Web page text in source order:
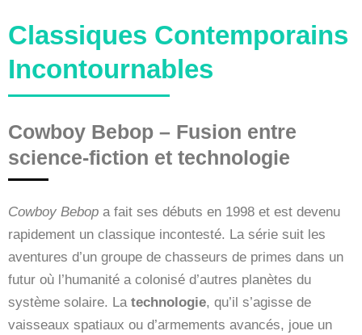
Classiques Contemporains
Incontournables
Cowboy Bebop – Fusion entre
science-fiction et technologie
Cowboy Bebop a fait ses débuts en 1998 et est devenu
rapidement un classique incontesté. La série suit les
aventures d’un groupe de chasseurs de primes dans un
futur où l’humanité a colonisé d’autres planètes du
système solaire. La technologie, qu’il s’agisse de
vaisseaux spatiaux ou d’armements avancés, joue un